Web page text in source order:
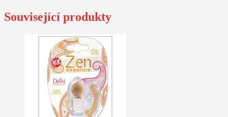
Související produkty